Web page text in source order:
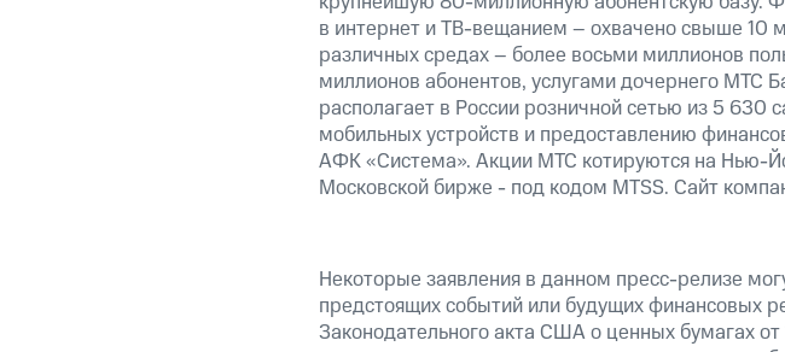
в интернет и ТВ-вещанием – охвачено свыше 10
различных средах – более восьми миллионов
миллионов абонентов, услугами дочернего МТС
располагает в России розничной сетью из 5 630
мобильных устройств и предоставлению
АФК «Система». Акции МТС котируются на Нью-
Московской бирже - под кодом MTSS. Сайт
Некоторые заявления в данном пресс-релизе
предстоящих событий или будущих финансовых
Законодательного акта США о ценных бумагах